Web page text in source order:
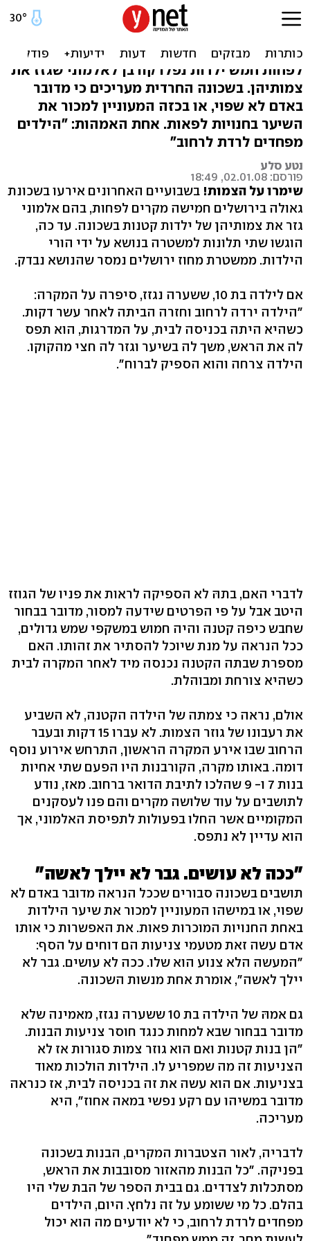
מי גוזז צמות לילדות בשכונת
גאולה בי-ם?
לפחות חמש ילדות נפלו קורבן לאלמוני שגזז את
צמותיהן. בשכונה החרדית מעריכים כי מדובר
באדם לא שפוי, או בכזה המעוניין למכור את
השיער בחנויות לפאות. אחת האמהות: "הילדים
מפחדים לרדת לרחוב"
נטע סלע
פורסם: 02.01.08, 18:49
שימרו על הצמות! בשבועיים האחרונים אירעו בשכונת
גאולה בירושלים חמישה מקרים לפחות, בהם אלמוני
גזר את צמותיהן של ילדות קטנות בשכונה. עד כה,
הוגשו שתי תלונות למשטרה בנושא על ידי הורי
הילדות. ממשטרת מחוז ירושלים נמסר שהנושא נבדק.
אם לילדה בת 10, ששערה נגזז, סיפרה על המקרה:
"הילדה ירדה לרחוב וחזרה הביתה לאחר עשר דקות.
כשהיא היתה בכניסה לבית, על המדרגות, הוא תפס
לה את הראש, משך לה בשיער וגזר לה חצי מהקוקו.
הילדה צרחה והוא הספיק לברוח".
לדברי האם, בתהּ לא הספיקה לראות את פניו של הגוזז
היטב אבל על פי הפרטים שידעה למסור, מדובר בבחור
שחבש כיפה קטנה והיה חמוש במשקפי שמש גדולים,
ככל הנראה על מנת שיוכל להסתיר את זהותו. האם
מספרת שבתה הקטנה נכנסה מיד לאחר המקרה לבית
כשהיא צורחת ומבוהלת.
אולם, נראה כי צמתה של הילדה הקטנה, לא השביע
את רעבונו של גוזר הצמות. לא עברו 15 דקות ובעבר
הרחוב שבו אירע המקרה הראשון, התרחש אירוע נוסף
דומה. באותו מקרה, הקורבנות היו הפעם שתי אחיות
בנות 7 ו- 9 שהלכו לתיבת הדואר ברחוב. מאז, נודע
לתושבים על עוד שלושה מקרים והם פנו לעסקנים
המקומיים אשר החלו בפעולות לתפיסת האלמוני, אך
הוא עדיין לא נתפס.
"ככה לא עושים. גבר לא יילך לאשה"
תושבים בשכונה סבורים שככל הנראה מדובר באדם לא
שפוי, או במישהו המעוניין למכור את שיער הילדות
באחת החנויות המוכרות פאות. את האפשרות כי אותו
אדם עשה זאת מטעמי צניעות הם דוחים על הסף:
"המעשה הלא צנוע הוא שלו. ככה לא עושים. גבר לא
יילך לאשה", אומרת אחת מנשות השכונה.
גם אמהּ של הילדה בת 10 ששערה נגזז, מאמינה שלא
מדובר בבחור שבא למחות כנגד חוסר צניעות הבנות.
"הן בנות קטנות ואם הוא גוזר צמות סגורות אז לא
הצניעות זה מה שמפריע לו. הילדות הולכות מאוד
בצניעות. אם הוא עשה את זה בכניסה לבית, אז כנראה
מדובר במשיהו עם רקע נפשי במאה אחוז", היא
מעריכה.
לדבריה, לאור הצטברות המקרים, הבנות בשכונה
בפניקה. "כל הבנות מהאזור מסובבות את הראש,
מסתכלות לצדדים. גם בבית הספר של הבת שלי היו
בהלם. כל מי ששומע על זה נלחץ. היום, הילדים
מפחדים לרדת לרחוב, כי לא יודעים מה הוא יכול